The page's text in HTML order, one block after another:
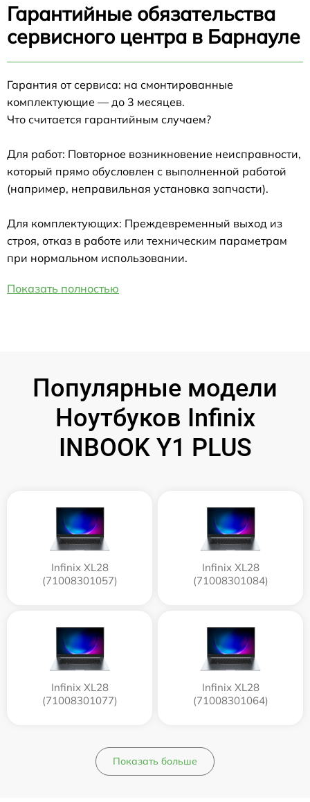
Гарантийные обязательства
сервисного центра в Барнауле
Гарантия от сервиса: на смонтированные
комплектующие — до 3 месяцев.
Что считается гарантийным случаем?
Для работ: Повторное возникновение неисправности,
который прямо обусловлен с выполненной работой
(например, неправильная установка запчасти).
Для комплектующих: Преждевременный выход из
строя, отказ в работе или техническим параметрам
при нормальном использовании.
Показать полностью
Популярные модели
Ноутбуков Infinix
INBOOK Y1 PLUS
Infinix XL28
(71008301057)
Infinix XL28
(71008301084)
Infinix XL28
(71008301077)
Infinix XL28
(71008301064)
Показать больше